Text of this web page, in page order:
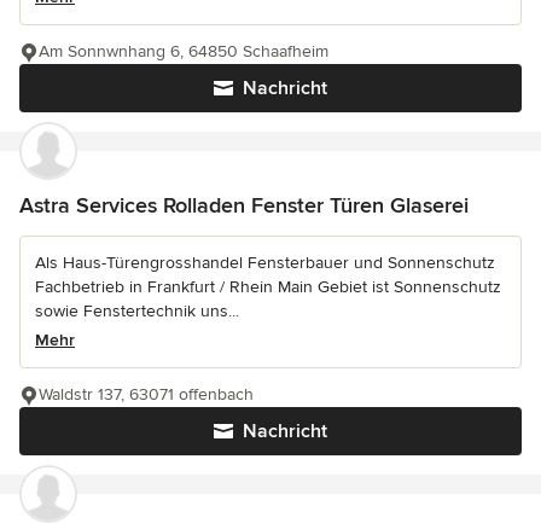
Nachricht
Am Sonnwnhang 6, 64850 Schaafheim
Astra Services Rolladen Fenster Türen Glaserei
Als Haus-Türengrosshandel Fensterbauer und Sonnenschutz
Fachbetrieb in Frankfurt / Rhein Main Gebiet ist Sonnenschutz
sowie Fenstertechnik uns...
Mehr
Nachricht
Waldstr 137, 63071 offenbach